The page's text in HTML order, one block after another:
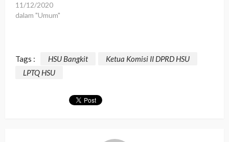
11/12/2020
dalam "Umum"
Tags : HSU Bangkit
Ketua Komisi II DPRD HSU
LPTQ HSU